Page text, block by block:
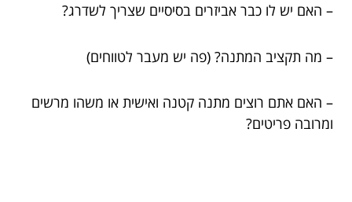
– האם יש לו כבר אביזרים בסיסיים שצריך לשדרג?
– מה תקציב המתנה? (פה יש מעבר לטווחים)
– האם אתם רוצים מתנה קטנה ואישית או משהו מרשים
ומרובה פריטים?